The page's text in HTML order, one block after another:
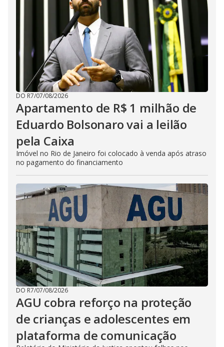
DO R7/07/08/2026
Apartamento de R$ 1 milhão de
Eduardo Bolsonaro vai a leilão
pela Caixa
Imóvel no Rio de Janeiro foi colocado à venda após atraso
no pagamento do financiamento
DO R7/07/08/2026
AGU cobra reforço na proteção
de crianças e adolescentes em
plataforma de comunicação